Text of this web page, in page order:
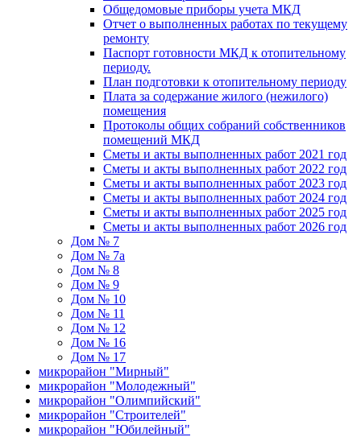
Общедомовые приборы учета МКД
Отчет о выполненных работах по текущему
ремонту
Паспорт готовности МКД к отопительному
периоду.
План подготовки к отопительному периоду
Плата за содержание жилого (нежилого)
помещения
Протоколы общих собраний собственников
помещений МКД
Сметы и акты выполненных работ 2021 год
Сметы и акты выполненных работ 2022 год
Сметы и акты выполненных работ 2023 год
Сметы и акты выполненных работ 2024 год
Сметы и акты выполненных работ 2025 год
Сметы и акты выполненных работ 2026 год
Дом № 7
Дом № 7а
Дом № 8
Дом № 9
Дом № 10
Дом № 11
Дом № 12
Дом № 16
Дом № 17
микрорайон "Мирный"
микрорайон "Молодежный"
микрорайон "Олимпийский"
микрорайон "Строителей"
микрорайон "Юбилейный"